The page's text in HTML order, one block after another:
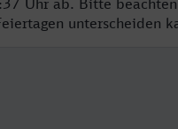
Uhr ab. Bitte beachten
unterscheiden